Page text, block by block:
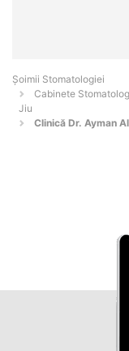
Șoimii Stomatologiei
Cabinete
Jiu
Clinică Dr. Ayman